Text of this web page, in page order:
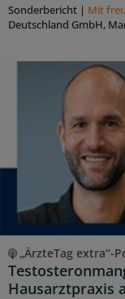
Sonderbericht | Mit
Deutschland GmbH,
„ÄrzteTag extra“-
Hausarztpraxis